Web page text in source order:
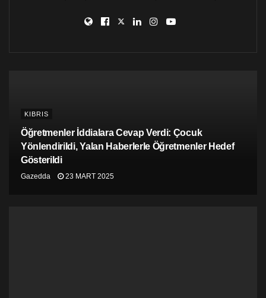
fazla mesaiyi yapmayız diye naz yapan insanların biraz
daha akıllarını başlarına toplayıp bu zor dönemi hep
KIBRIS
Öğretmenler İddialara Cevap Verdi: Çocuk
Yönlendirildi, Yalan Haberlerle Öğretmenler Hedef
Gösterildi
Gazedda 23 MART 2025